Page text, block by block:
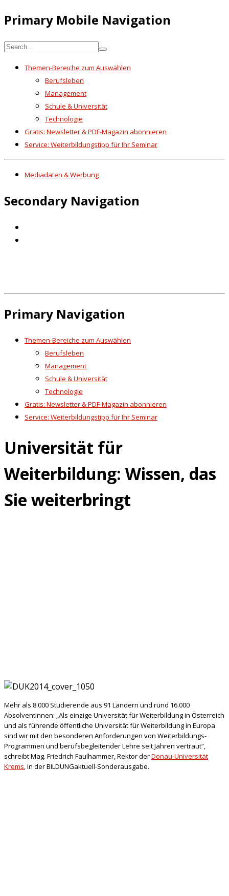
Primary Mobile Navigation
Themen-Bereiche zum Auswählen
Berufsleben
Management
Schule & Universität
Technologie
Gratis: Newsletter & PDF-Magazin abonnieren
Service: Weiterbildungstipp für Ihr Seminar
Mediadaten & Werbung
Secondary Navigation
Primary Navigation
Themen-Bereiche zum Auswählen
Berufsleben
Management
Schule & Universität
Technologie
Gratis: Newsletter & PDF-Magazin abonnieren
Service: Weiterbildungstipp für Ihr Seminar
Universität für
Weiterbildung: Wissen, das
Sie weiterbringt
Mehr als 8.000 Studierende aus 91 Ländern und rund 16.000
AbsolventInnen: „Als einzige Universität für Weiterbildung in Österreich
und als führende öffentliche Universität für Weiterbildung in Europa
sind wir mit den besonderen Anforderungen von Weiterbildungs-
Programmen und berufsbegleitender Lehre seit Jahren vertraut“,
schreibt Mag. Friedrich Faulhammer, Rektor derDonau-Universität
Krems, in der BILDUNGaktuell-Sonderausgabe.